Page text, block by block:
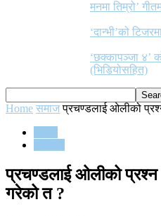
मनमा तिम्रो’
‘दान्भी’को
‘छक्कापञ्जा ४’
(भिडियोसहित)
Home समाज प्रचण्डलाई ओलीको
प्रचण्डलाई ओलीको
गरेको त ?